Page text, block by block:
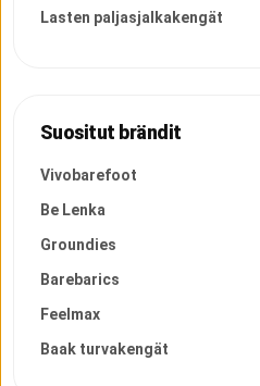
Lasten paljasjalkakengät
Suositut brändit
Vivobarefoot
Be Lenka
Groundies
Barebarics
Feelmax
Baak turvakengät